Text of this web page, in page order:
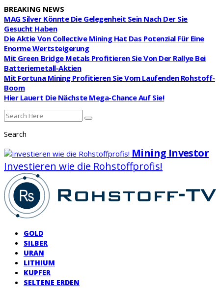
BREAKING NEWS
MAG Silver Könnte Die Gelegenheit Sein Nach Der Sie
Gesucht Haben
Die Aktie Von Collective Mining Hat Das Potenzial Für Eine
Enorme Wertsteigerung
Mit Green Bridge Metals Profitieren Sie Von Der Rallye Bei
Batteriemetall-Aktien
Mit Fortuna Mining Profitieren Sie Vom Laufenden Rohstoff-
Boom
Hier Lauert Die Nächste Mega-Chance Auf Sie!
Search
Mining Investor
Investieren wie die Rohstoffprofis!
GOLD
SILBER
URAN
LITHIUM
KUPFER
SELTENE ERDEN